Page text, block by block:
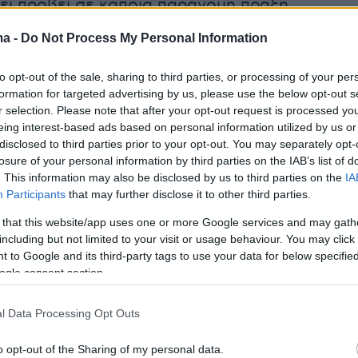
- Do Not Process My Personal Information
opt-out of the sale, sharing to third parties, or processing of your
for targeted advertising by us, please use the below opt-out
selection. Please note that after your opt-out request is processed
interest-based ads based on personal information utilized by us
to third parties prior to your opt-out. You may separately
of your personal information by third parties on the IAB’s list of
This information may also be disclosed by us to third parties on the
Participants that may further disclose it to other third parties.
that this website/app uses one or more Google services and may
but not limited to your visit or usage behaviour. You may
to Google and its third-party tags to use your data for below
consent section.
Data Processing Opt Outs
opt-out of the Sharing of my personal data.
προβεί σε κάποια παράνομη πράξη.
σε οποιαδήποτε έκταση. Είτε είναι
όχι. Οποίος έρχεται, απλώς μάςδηλώνει
εμείς το μόνο που κάνουμε είναι η
έχουμε πρόσβαση στο Ε9, δεν έχουμε
φέρεται να ανέφερε μεταξύ άλλων.
του αγρότης ο οποίος έλαβε επιδοτήσεις
που κατείχε ήταν μέσω τεχνικής
οι12 πρώτοι κατηγορούμενοι
με τους όρους της απαγόρευσης